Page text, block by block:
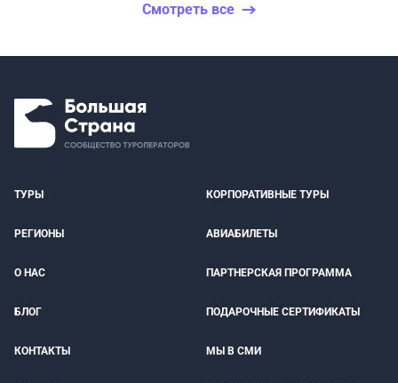
Смотреть все
ТУРЫ КОРПОРАТИВНЫЕ ТУРЫ
РЕГИОНЫ АВИАБИЛЕТЫ
О НАС ПАРТНЕРСКАЯ ПРОГРАММА
БЛОГ ПОДАРОЧНЫЕ СЕРТИФИКАТЫ
КОНТАКТЫ МЫ В СМИ